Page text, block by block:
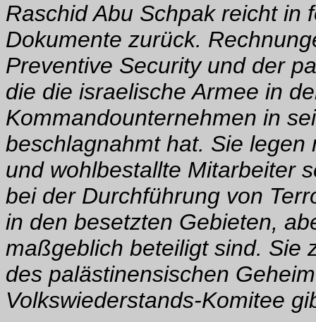
Raschid Abu Schpak reicht in
Dokumente zurück.
Preventive Security und der
die die israelische Armee in
Kommandounternehmen in
beschlagnahmt hat. Sie
und wohlbestallte Mitarbeiter
bei der Durchführung von
in den besetzten Gebieten,
maßgeblich beteiligt sind. Sie
des palästinensischen
Volkswiederstands-Komitee